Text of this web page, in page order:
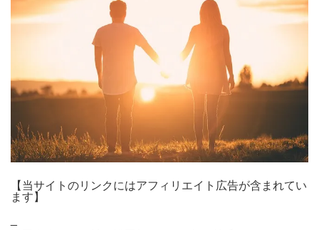
【当サイトのリンクにはアフィリエイト広告が含まれてい
ます】